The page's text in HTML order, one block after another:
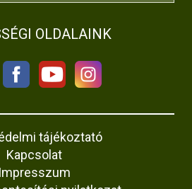
OLDALAINK
tájékoztató
Kapcsolat
Impresszum